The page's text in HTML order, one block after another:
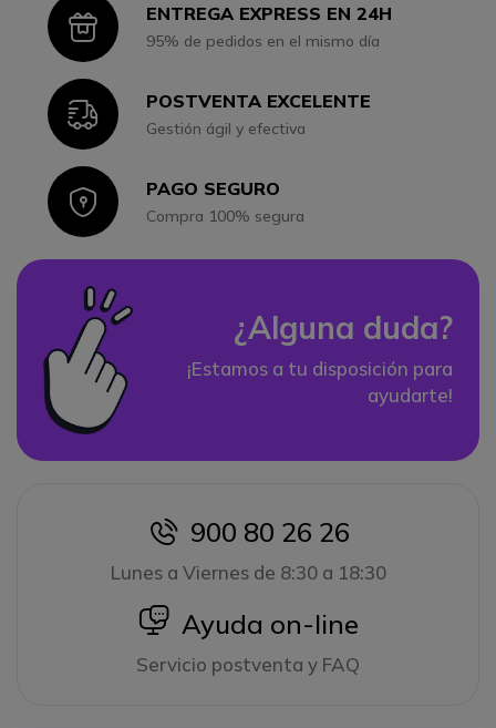
IconENTREGA EXPRESS EN 24H
95% de pedidos en el mismo día
IconPOSTVENTA EXCELENTE
Gestión ágil y efectiva
IconPAGO SEGURO
Compra 100% segura
¿Alguna duda?
¡Estamos a tu disposición para
ayudarte!
icon
900 80 26 26
Lunes a Viernes de 8:30 a 18:30
icon
Ayuda on-line
Servicio postventa y FAQ